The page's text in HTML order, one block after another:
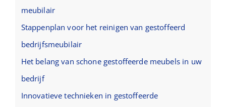
meubilair
Stappenplan voor het reinigen van gestoffeerd
bedrijfsmeubilair
Het belang van schone gestoffeerde meubels in uw
bedrijf
Innovatieve technieken in gestoffeerde